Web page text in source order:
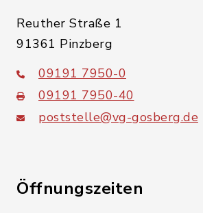
Reuther Straße 1
91361 Pinzberg
09191 7950-0
09191 7950-40
poststelle@vg-gosberg.de
Öffnungszeiten